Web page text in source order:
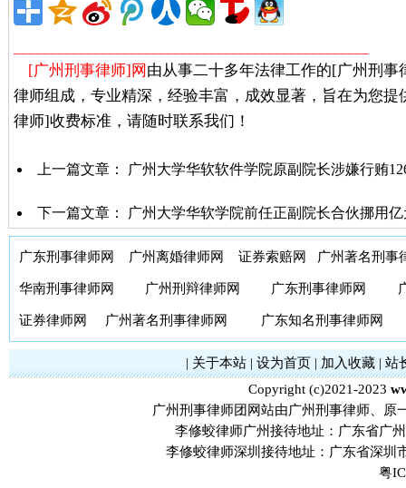
[广州刑事律师]网 由从事二十多年法律工作的[广州刑
律师组成，专业精深，经验丰富，成效显著，旨在为您
律师]收费标准，请随时联系我们！
上一篇文章： 广州大学华软软件学院原副院长涉嫌行贿
下一篇文章： 广州大学华软学院前任正副院长合伙挪用亿
广东刑事律师网 广州离婚律师网 证券索赔网 广州著名刑事
华南刑事律师网 广州刑辩律师网 广东刑事律师网
证券律师网 广州著名刑事律师网 广东知名刑事律师网
| 关于本站| 设为首页| 加入收藏| 站
Copyright (c)2021-2023
广州刑事律师团网站由广州刑事律师、原
李修蛟律师广州接待地址：广东省广
李修蛟律师深圳接待地址：广东省深圳
粤